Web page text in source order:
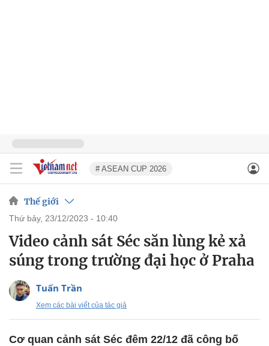
# ASEAN CUP 2026
Thế giới
thứ bảy, 23/12/2023 - 10:40
Video cảnh sát Séc săn lùng kẻ xả
súng trong trường đại học ở Praha
Tuấn Trần
Xem các bài viết của tác giả
Cơ quan cảnh sát Séc đêm 22/12 đã công bố